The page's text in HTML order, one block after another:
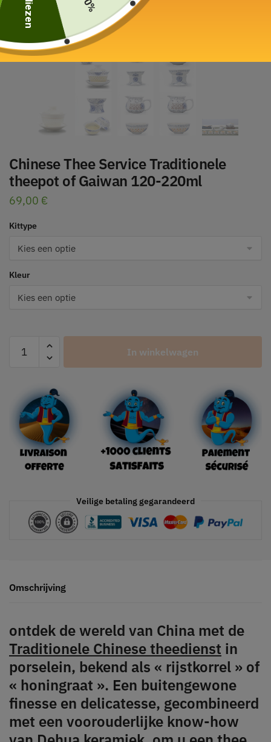
Chinese Thee Service Traditionele
theepot of Gaiwan 120-220ml
69,00 €
Kittype
Kleur
In winkelwagen
Veilige betaling gegarandeerd
Omschrijving
ontdek de wereld van China met de
Traditionele Chinese theedienst in
porselein, bekend als « rijstkorrel » of
« honingraat ». Een buitengewone
finesse en delicatesse, gecombineerd
met een voorouderlijke know-how